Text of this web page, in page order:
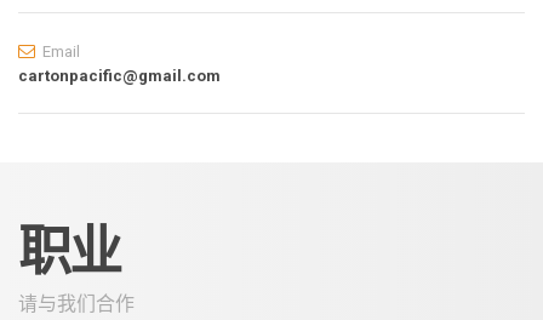
Email
cartonpacific@gmail.com
职业
请与我们合作